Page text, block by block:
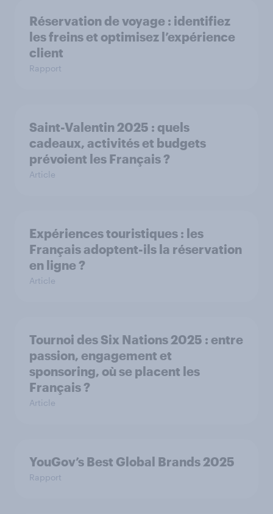
Réservation de voyage : identifiez
les freins et optimisez l’expérience
client
Rapport
Saint-Valentin 2025 : quels
cadeaux, activités et budgets
prévoient les Français ?
Article
Expériences touristiques : les
Français adoptent-ils la réservation
en ligne ?
Article
Tournoi des Six Nations 2025 : entre
passion, engagement et
sponsoring, où se placent les
Français ?
Article
YouGov’s Best Global Brands 2025
Rapport